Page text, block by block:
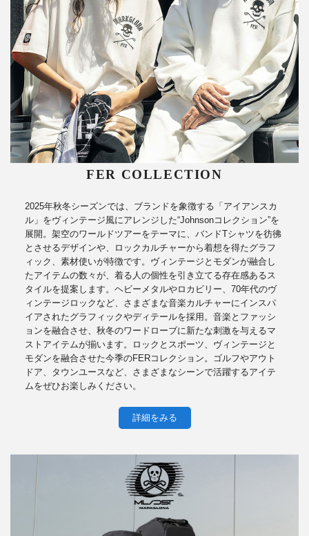
FER COLLECTION
2025年秋冬シーズンでは、ブランドを象徴する「アイアンスカ
ル」をヴィンテージ風にアレンジした“Johnsonコレクション”を
展開。架空のワールドツアーをテーマに、バンドTシャツを彷彿
とさせるデザインや、ロックカルチャーから着想を得たグラフ
ィック、素材使いが特徴です。ヴィンテージとモダンが融合し
たアイテムの数々が、着る人の個性を引き立てる存在感あるス
タイルを提案します。ヘビーメタルやロカビリー、70年代のヴ
ィンテージロックなど、さまざまな音楽カルチャーにインスパ
イアされたグラフィックやディテールを採用。音楽とファッシ
ョンを融合させ、秋冬のワードローブに新たな刺激を与えるマ
ストアイテムが揃います。ロックとスポーツ、ヴィンテージと
モダンを融合させた今季のFERコレクション。ゴルフやアウト
ドア、タウンユースなど、さまざまなシーンで活躍するアイテ
ムをぜひお楽しみください。
詳細をみる